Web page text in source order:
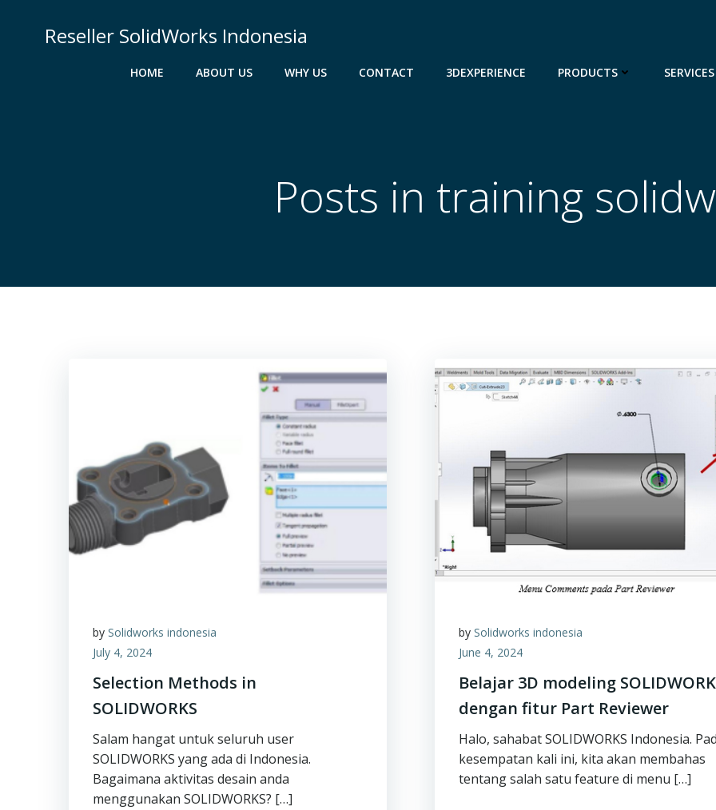
Reseller SolidWorks Indonesia
HOME ABOUT US WHY US CONTACT 3DEXPERIENCE PRODUCTS SERVICES
Posts in training
by Solidworks indonesia
July 4, 2024
Selection Methods in
SOLIDWORKS
Salam hangat untuk seluruh user
SOLIDWORKS yang ada di Indonesia.
Bagaimana aktivitas desain anda
menggunakan SOLIDWORKS? […]
bySolidworks indonesia
June 4, 2024
Belajar 3D modeling
dengan fitur Part Reviewer
Halo, sahabat SOLIDWORKS Indonesia.
kesempatan kali ini, kita akan membahas
tentang salah satu feature di menu […]